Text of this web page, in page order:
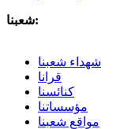
شعبنا:
شهداء شعبنا
قرانا
كنائسنا
مؤسساتنا
مواقع شعبنا